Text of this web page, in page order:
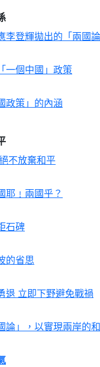
李登輝拋出的「兩國論
一個中國」政策
政策」的內涵
不放棄和平
耶﹗兩國乎？
石碑
的省思
退 立即下野避免戰禍
論」，以實現兩岸的